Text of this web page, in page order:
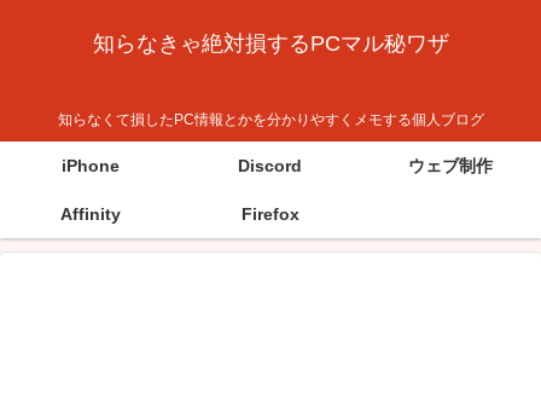
知らなきゃ絶対損するPCマル秘ワザ
知らなくて損したPC情報とかを分かりやすくメモする個人ブログ
iPhone Discord ウェブ制作
Affinity Firefox